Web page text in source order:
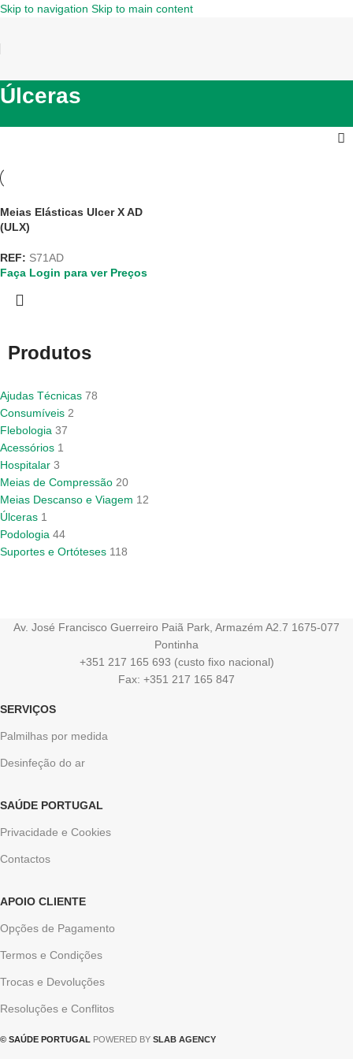
Skip to navigation Skip to main content
Úlceras
Produtos
Ajudas Técnicas 78
Consumíveis 2
Flebologia 37
Acessórios 1
Hospitalar 3
Meias de Compressão 20
Meias Descanso e Viagem 12
Úlceras 1
Podologia 44
Suportes e Ortóteses 118
Meias Elásticas Ulcer X AD
(ULX)
REF: S71AD
Faça Login para ver Preços
Av. José Francisco Guerreiro Paiã Park, Armazém A2.7 1675-077
Pontinha
+351 217 165 693 (custo fixo nacional)
Fax: +351 217 165 847
SERVIÇOS
Palmilhas por medida
Desinfeção do ar
SAÚDE PORTUGAL
Privacidade e Cookies
Contactos
APOIO CLIENTE
Opções de Pagamento
Termos e Condições
Trocas e Devoluções
Resoluções e Conflitos
© SAÚDE PORTUGAL POWERED BY SLAB AGENCY